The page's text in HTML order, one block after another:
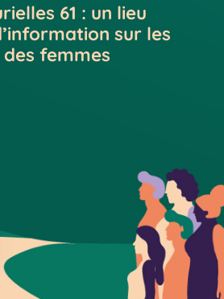
61 : un lieu
sur les
femmes